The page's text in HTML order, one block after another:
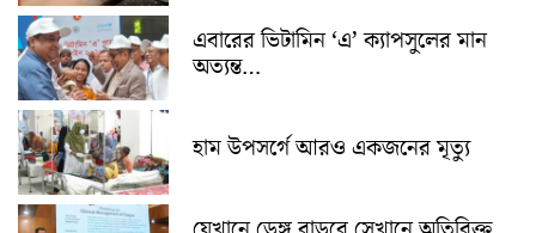
এবারের ভিটামিন ‘এ’ ক্যাপসুলের মান
অত্যন্ত…
হাম উপসর্গে আরও একজনের মৃত্যু